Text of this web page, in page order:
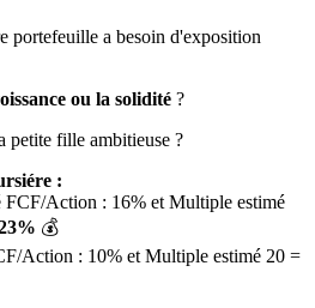
portefeuille a besoin d'exposition
ou la solidité ?
petite fille ambitieuse ?
:
FCF/Action : 16% et Multiple estimé
💰
Action : 10% et Multiple estimé 20 =